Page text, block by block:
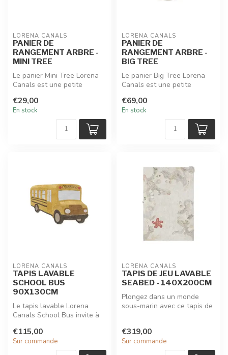
LORENA CANALS
PANIER DE
RANGEMENT ARBRE -
MINI TREE
Le panier Mini Tree Lorena
Canals est une petite
teinte...
€29,00
En stock
LORENA CANALS
PANIER DE
RANGEMENT ARBRE -
BIG TREE
Le panier Big Tree Lorena
Canals est une petite
teintes...
€69,00
En stock
LORENA CANALS
TAPIS LAVABLE
SCHOOL BUS
90X130CM
Le tapis lavable Lorena
Canals School Bus invite à
ludi...
€115,00
Sur commande
LORENA CANALS
TAPIS DE JEU LAVABLE
SEABED - 140X200CM
Plongez dans un monde
sous-marin avec ce tapis de
€319,00
Sur commande